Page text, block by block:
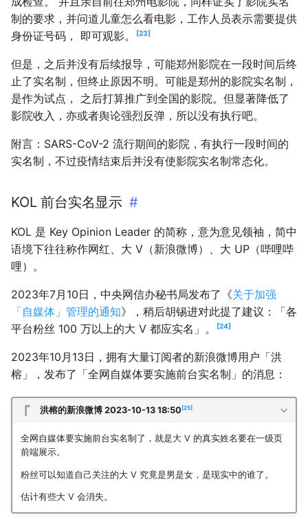
制的要求，并问道儿童怎么看电影，工作人员表示需要提供
身份证号码， 即可观影。
23
但是，之后并没有后续报导，可能郑州影院在一段时间后终
止了实名制，但终止原因不明。可能是郑州的影院实名制，
是作为试点， 之后打算推广到全国的影院。但显著降低了
影院收入，亦或者舆论强烈反弹，所以没有执行吧。
附言：SARS-CoV-2 流行期间的影院，有执行一段时间的
实名制，不过疫情结束后并没有使影院实名制常态化。
KOL 前台实名显示 #
KOL 是 Key Opinion Leader 的简称，意为意见领袖，简中
语境下往往称作网红、大 V（新浪微博）、大 UP（哔哩哔
哩）。
2023年7月10日，中央网信办秘书局发布了《关于加强
「自媒体」管理的通知》，稍后胡锡进对此提了建议：「各
平台粉丝 100 万以上的大 V 都应实名」。
24
2023年10月13日，拥有大量订阅者的新浪微博用户「洪
榕」，发布了「全网自媒体要实施前台实名制」的消息：
洪榕的新浪微博 2023-10-13 18:50 25
全网自媒体要实施前台实名制了，就是大 V 的真实姓名要在一级页
前端展示。
粉丝可以知道自己关注的大 V 究竟是男是女，是现实中的谁了。
估计有些大 V 会消失。